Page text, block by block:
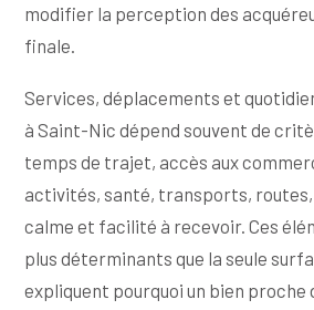
modifier la perception des
finale.
Services, déplacements et
à Saint-Nic dépend souvent de
temps de trajet, accès aux
activités, santé, transports,
calme et facilité à recevoir. Ces
plus déterminants que la seule
expliquent pourquoi un bien proche